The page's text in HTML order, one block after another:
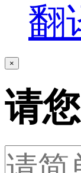
翻
×
请